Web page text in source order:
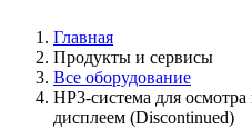
Главная
Продукты и сервисы
Все оборудование
HP3-система для
дисплеем (Discontinued)